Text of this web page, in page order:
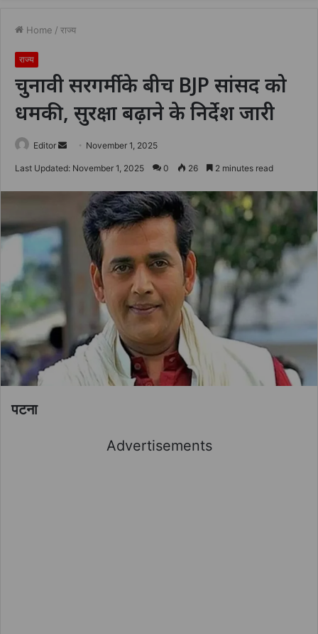
Home / राज्य
राज्य
चुनावी सरगर्मी के बीच BJP सांसद को
धमकी, सुरक्षा बढ़ाने के निर्देश जारी
Editor
Send November 1, 2025
Last Updated: November 1, 2025 0 26 2 minutes read
पटना
Advertisements